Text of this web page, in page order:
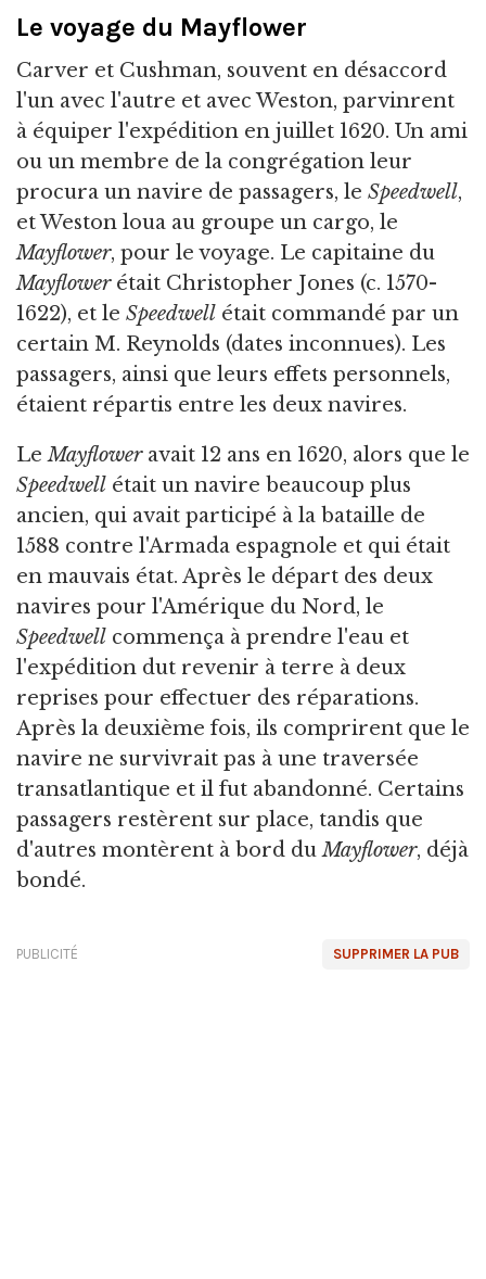
Le voyage du Mayflower
Carver et Cushman, souvent en désaccord
l'un avec l'autre et avec Weston, parvinrent
à équiper l'expédition en juillet 1620. Un ami
ou un membre de la congrégation leur
procura un navire de passagers, le Speedwell,
et Weston loua au groupe un cargo, le
Mayflower, pour le voyage. Le capitaine du
Mayflowerétait Christopher Jones (c. 1570-
1622), et le Speedwell était commandé par un
certain M. Reynolds (dates inconnues). Les
passagers, ainsi que leurs effets personnels,
étaient répartis entre les deux navires.
LeMayfloweravait 12 ans en 1620, alors que le
Speedwell était un navire beaucoup plus
ancien, qui avait participé à la bataille de
1588 contre l'Armada espagnole et qui était
en mauvais état. Après le départ des deux
navires pour l'Amérique du Nord, le
Speedwell commença à prendre l'eau et
l'expédition dut revenir à terre à deux
reprises pour effectuer des réparations.
Après la deuxième fois, ils comprirent que le
navire ne survivrait pas à une traversée
transatlantique et il fut abandonné. Certains
passagers restèrent sur place, tandis que
d'autres montèrent à bord duMayflower, déjà
bondé.
SUPPRIMER LA PUB
PUBLICITÉ